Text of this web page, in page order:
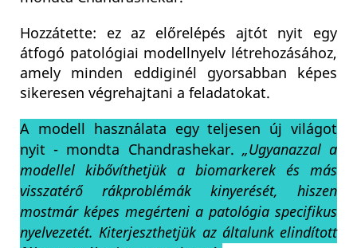
Hozzátette: ez az előrelépés ajtót nyit egy
átfogó patológiai modellnyelv létrehozásához,
amely minden eddiginél gyorsabban képes
sikeresen végrehajtani a feladatokat.
A modell használata egy teljesen új világot
nyit - mondta Chandrashekar.„Ugyanazzal a
modellel kibővíthetjük a biomarkerek és más
visszatérő rákproblémák kinyerését, hiszen
mostmár képes megérteni a patológia specifikus
nyelvezetét. Kiterjeszthetjük az általunk elindított